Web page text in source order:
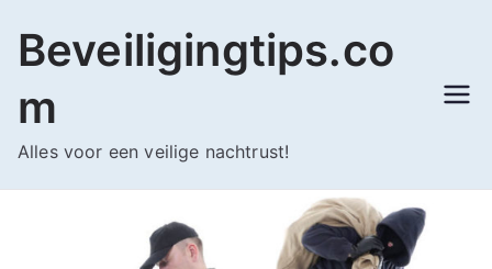
naar
inhoud
Beveiligingtips.co
m
Alles voor een veilige nachtrust!